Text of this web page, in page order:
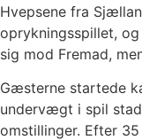
Hvepsene fra
oprykningsspillet,
sig mod Fremad,
Gæsterne startede
undervægt i spil
omstillinger. Efter